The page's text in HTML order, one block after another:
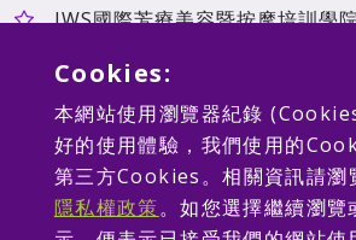
JWS國際芳療美容暨按摩培訓學
jwseducationgroup@gmail.com
台中市南屯區大英街453號
Cookies:
本網站使用瀏覽器紀錄
好的使用體驗，我們使用的
第三方Cookies。相關資訊請瀏
隱私權政策。如您選擇繼續瀏覽